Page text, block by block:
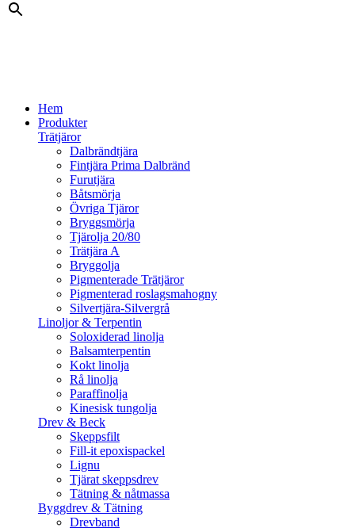
Hem
Produkter
Trätjäror
Dalbrändtjära
Fintjära Prima Dalbränd
Furutjära
Båtsmörja
Övriga Tjäror
Bryggsmörja
Tjärolja 20/80
Trätjära A
Bryggolja
Pigmenterade Trätjäror
Pigmenterad roslagsmahogny
Silvertjära-Silvergrå
Linoljor & Terpentin
Soloxiderad linolja
Balsamterpentin
Kokt linolja
Rå linolja
Paraffinolja
Kinesisk tungolja
Drev & Beck
Skeppsfilt
Fill-it epoxispackel
Lignu
Tjärat skeppsdrev
Tätning & nåtmassa
Byggdrev & Tätning
Drevband